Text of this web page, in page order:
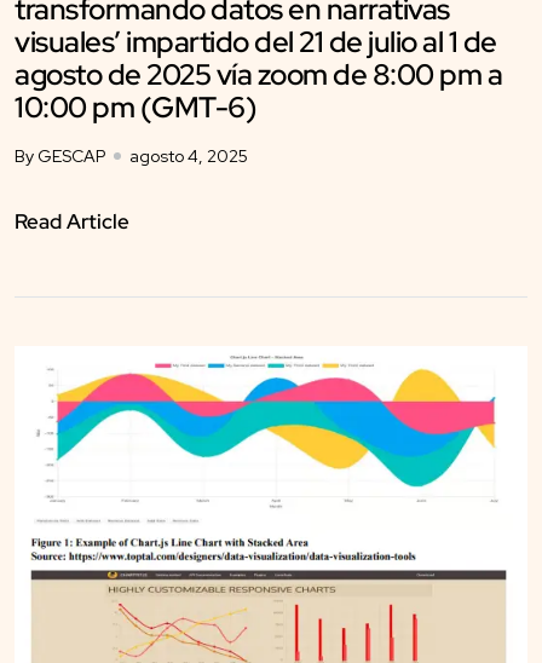
transformando datos en narrativas
visuales’ impartido del 21 de julio al 1 de
agosto de 2025 vía zoom de 8:00 pm a
10:00 pm (GMT-6)
By GESCAP agosto 4, 2025
Read Article